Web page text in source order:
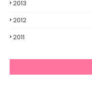
2013
2012
2011